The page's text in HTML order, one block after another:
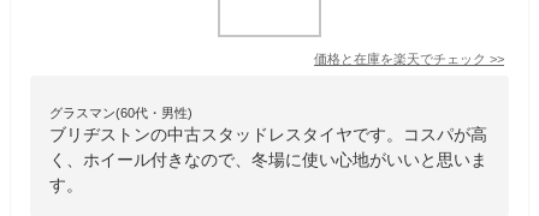
価格と在庫を楽天でチェック >>
グラスマン(60代・男性)
ブリヂストンの中古スタッドレスタイヤです。コスパが高
く、ホイール付きなので、冬場に使い心地がいいと思いま
す。